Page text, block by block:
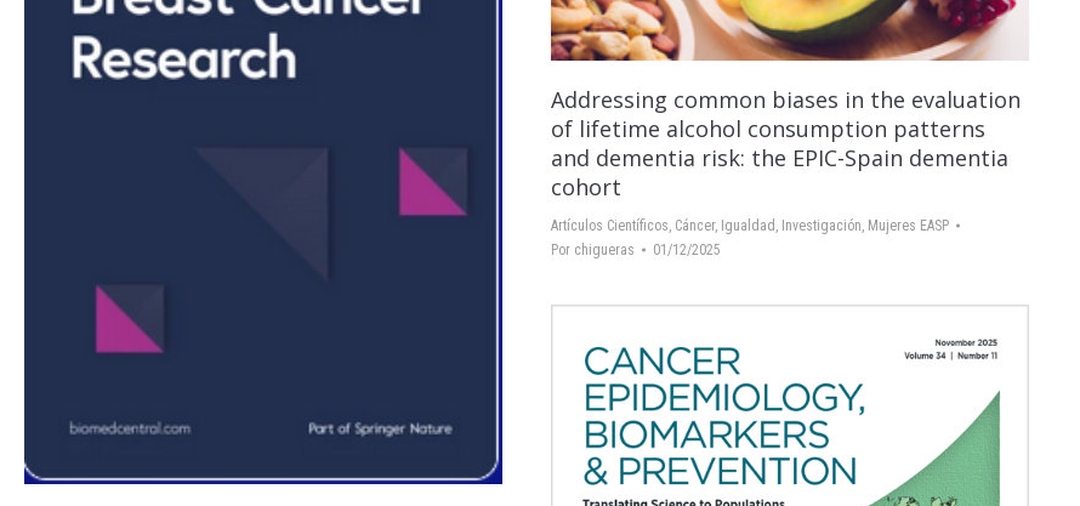
Addressing common biases in the evaluation
of lifetime alcohol consumption patterns
and dementia risk: the EPIC-Spain dementia
cohort
Artículos Científicos, Cáncer, Igualdad , Investigación, Mujeres EASP
Por chigueras 01/12/2025